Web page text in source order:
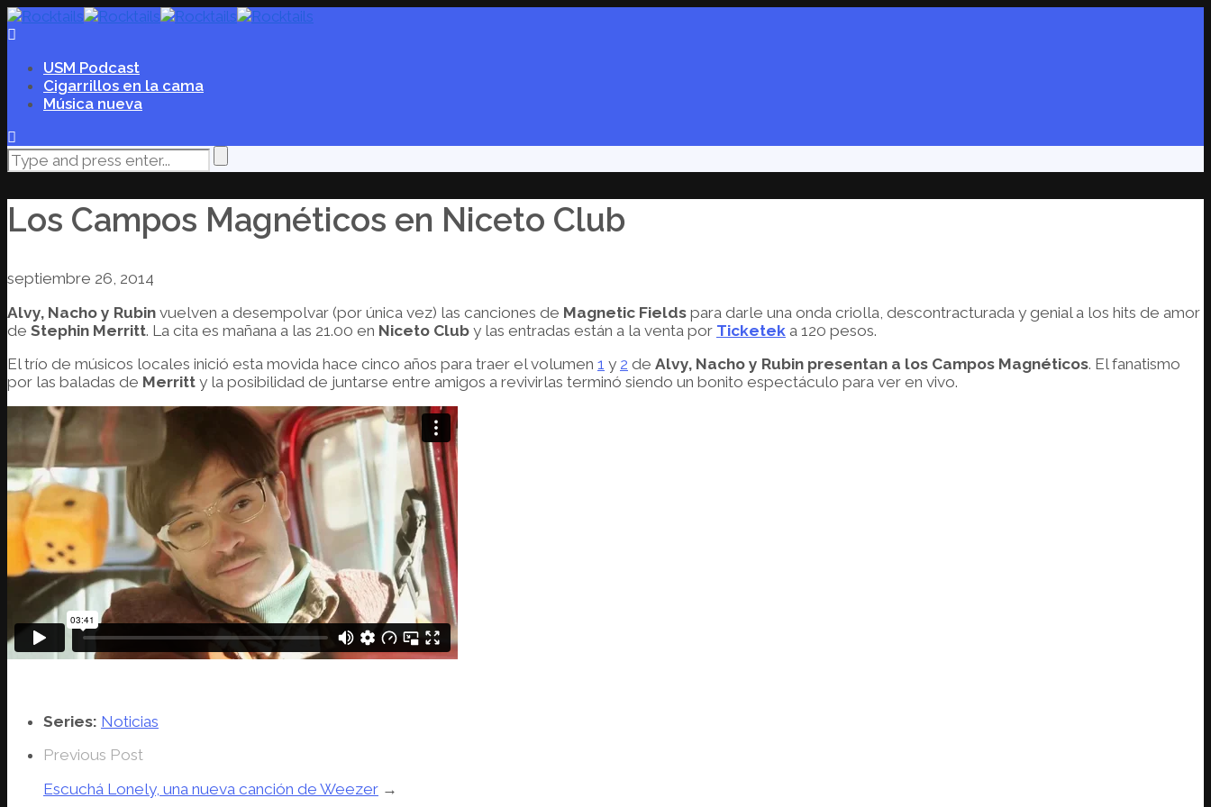
USM Podcast
Cigarrillos en la cama
Música nueva
Los Campos Magnéticos en Niceto Club
septiembre 26, 2014
Alvy, Nacho y Rubin vuelven a desempolvar (por única vez) las canciones de Magnetic Fields para darle una onda criolla, descontracturada y genial a los hits de amor
de Stephin Merritt. La cita es mañana a las 21.00 en Niceto Club y las entradas están a la venta por Ticketek a 120 pesos.
El trío de músicos locales inició esta movida hace cinco años para traer el volumen 1 y 2 de Alvy, Nacho y Rubin presentan a los Campos Magnéticos. El fanatismo
por las baladas de Merritt y la posibilidad de juntarse entre amigos a revivirlas terminó siendo un bonito espectáculo para ver en vivo.
Series: Noticias
Previous Post
Escuchá Lonely, una nueva canción de Weezer →